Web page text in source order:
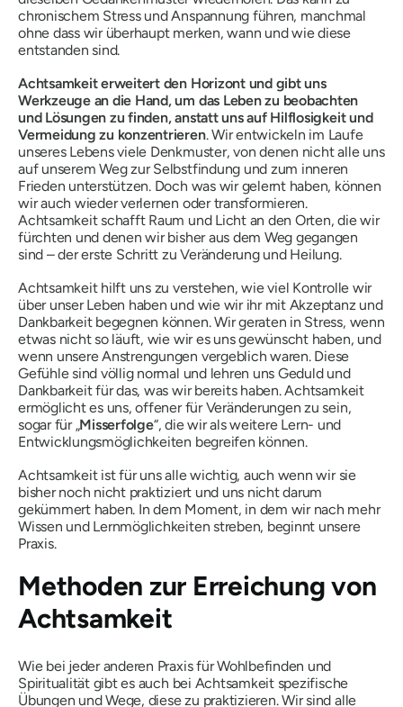
chronischem Stress und Anspannung führen, manchmal
ohne dass wir überhaupt merken, wann und wie diese
entstanden sind.
Achtsamkeit erweitert den Horizont und gibt uns
Werkzeuge an die Hand, um das Leben zu beobachten
und Lösungen zu finden, anstatt uns auf Hilflosigkeit und
Vermeidung zu konzentrieren. Wir entwickeln im Laufe
unseres Lebens viele Denkmuster, von denen nicht alle uns
auf unserem Weg zur Selbstfindung und zum inneren
Frieden unterstützen. Doch was wir gelernt haben, können
wir auch wieder verlernen oder transformieren.
Achtsamkeit schafft Raum und Licht an den Orten, die wir
fürchten und denen wir bisher aus dem Weg gegangen
sind – der erste Schritt zu Veränderung und Heilung.
Achtsamkeit hilft uns zu verstehen, wie viel Kontrolle wir
über unser Leben haben und wie wir ihr mit Akzeptanz und
Dankbarkeit begegnen können. Wir geraten in Stress, wenn
etwas nicht so läuft, wie wir es uns gewünscht haben, und
wenn unsere Anstrengungen vergeblich waren. Diese
Gefühle sind völlig normal und lehren uns Geduld und
Dankbarkeit für das, was wir bereits haben. Achtsamkeit
ermöglicht es uns, offener für Veränderungen zu sein,
sogar für „Misserfolge“, die wir als weitere Lern- und
Entwicklungsmöglichkeiten begreifen können.
Achtsamkeit ist für uns alle wichtig, auch wenn wir sie
bisher noch nicht praktiziert und uns nicht darum
gekümmert haben. In dem Moment, in dem wir nach mehr
Wissen und Lernmöglichkeiten streben, beginnt unsere
Praxis.
Methoden zur Erreichung von
Achtsamkeit
Wie bei jeder anderen Praxis für Wohlbefinden und
Spiritualität gibt es auch bei Achtsamkeit spezifische
Übungen und Wege, diese zu praktizieren. Wir sind alle